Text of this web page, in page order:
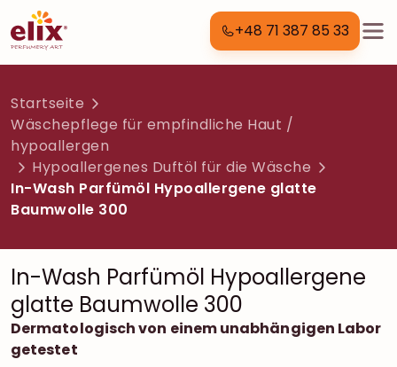
+48 71 387 85 33
Startseite
Wäschepflege für empfindliche Haut /
hypoallergen
Hypoallergenes Duftöl für die Wäsche
In-Wash Parfümöl Hypoallergene glatte
Baumwolle 300
In-Wash Parfümöl Hypoallergene
glatte Baumwolle 300
Dermatologisch von einem unabhängigen Labor
getestet